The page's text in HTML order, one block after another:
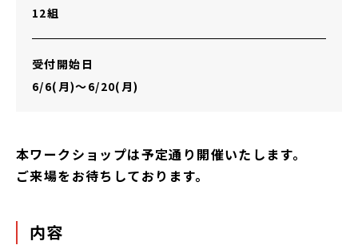
12組
受付開始日
6/6(月)～6/20(月)
本ワークショップは予定通り開催いたします。
ご来場をお待ちしております。
内容